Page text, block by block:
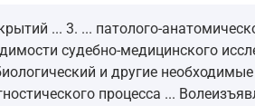
... 3. ... патолого-
судебно-медицинского
и другие
процесса ...